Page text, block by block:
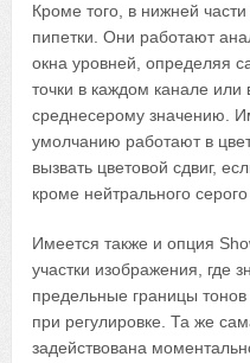
Кроме того, в нижней
пипетки. Они работают
окна уровней, определяя
точки в каждом канале
среднесерому значению.
умолчанию работают в
вызвать цветовой сдвиг,
кроме нейтрального
Имеется также и опция
участки изображения, где
предельные границы
при регулировке. Та же
задействована